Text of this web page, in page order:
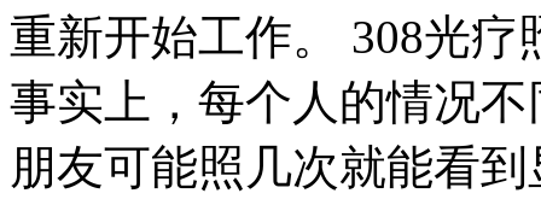
重新开始工作。 308光
事实上，每个人的情况
朋友可能照几次就能看